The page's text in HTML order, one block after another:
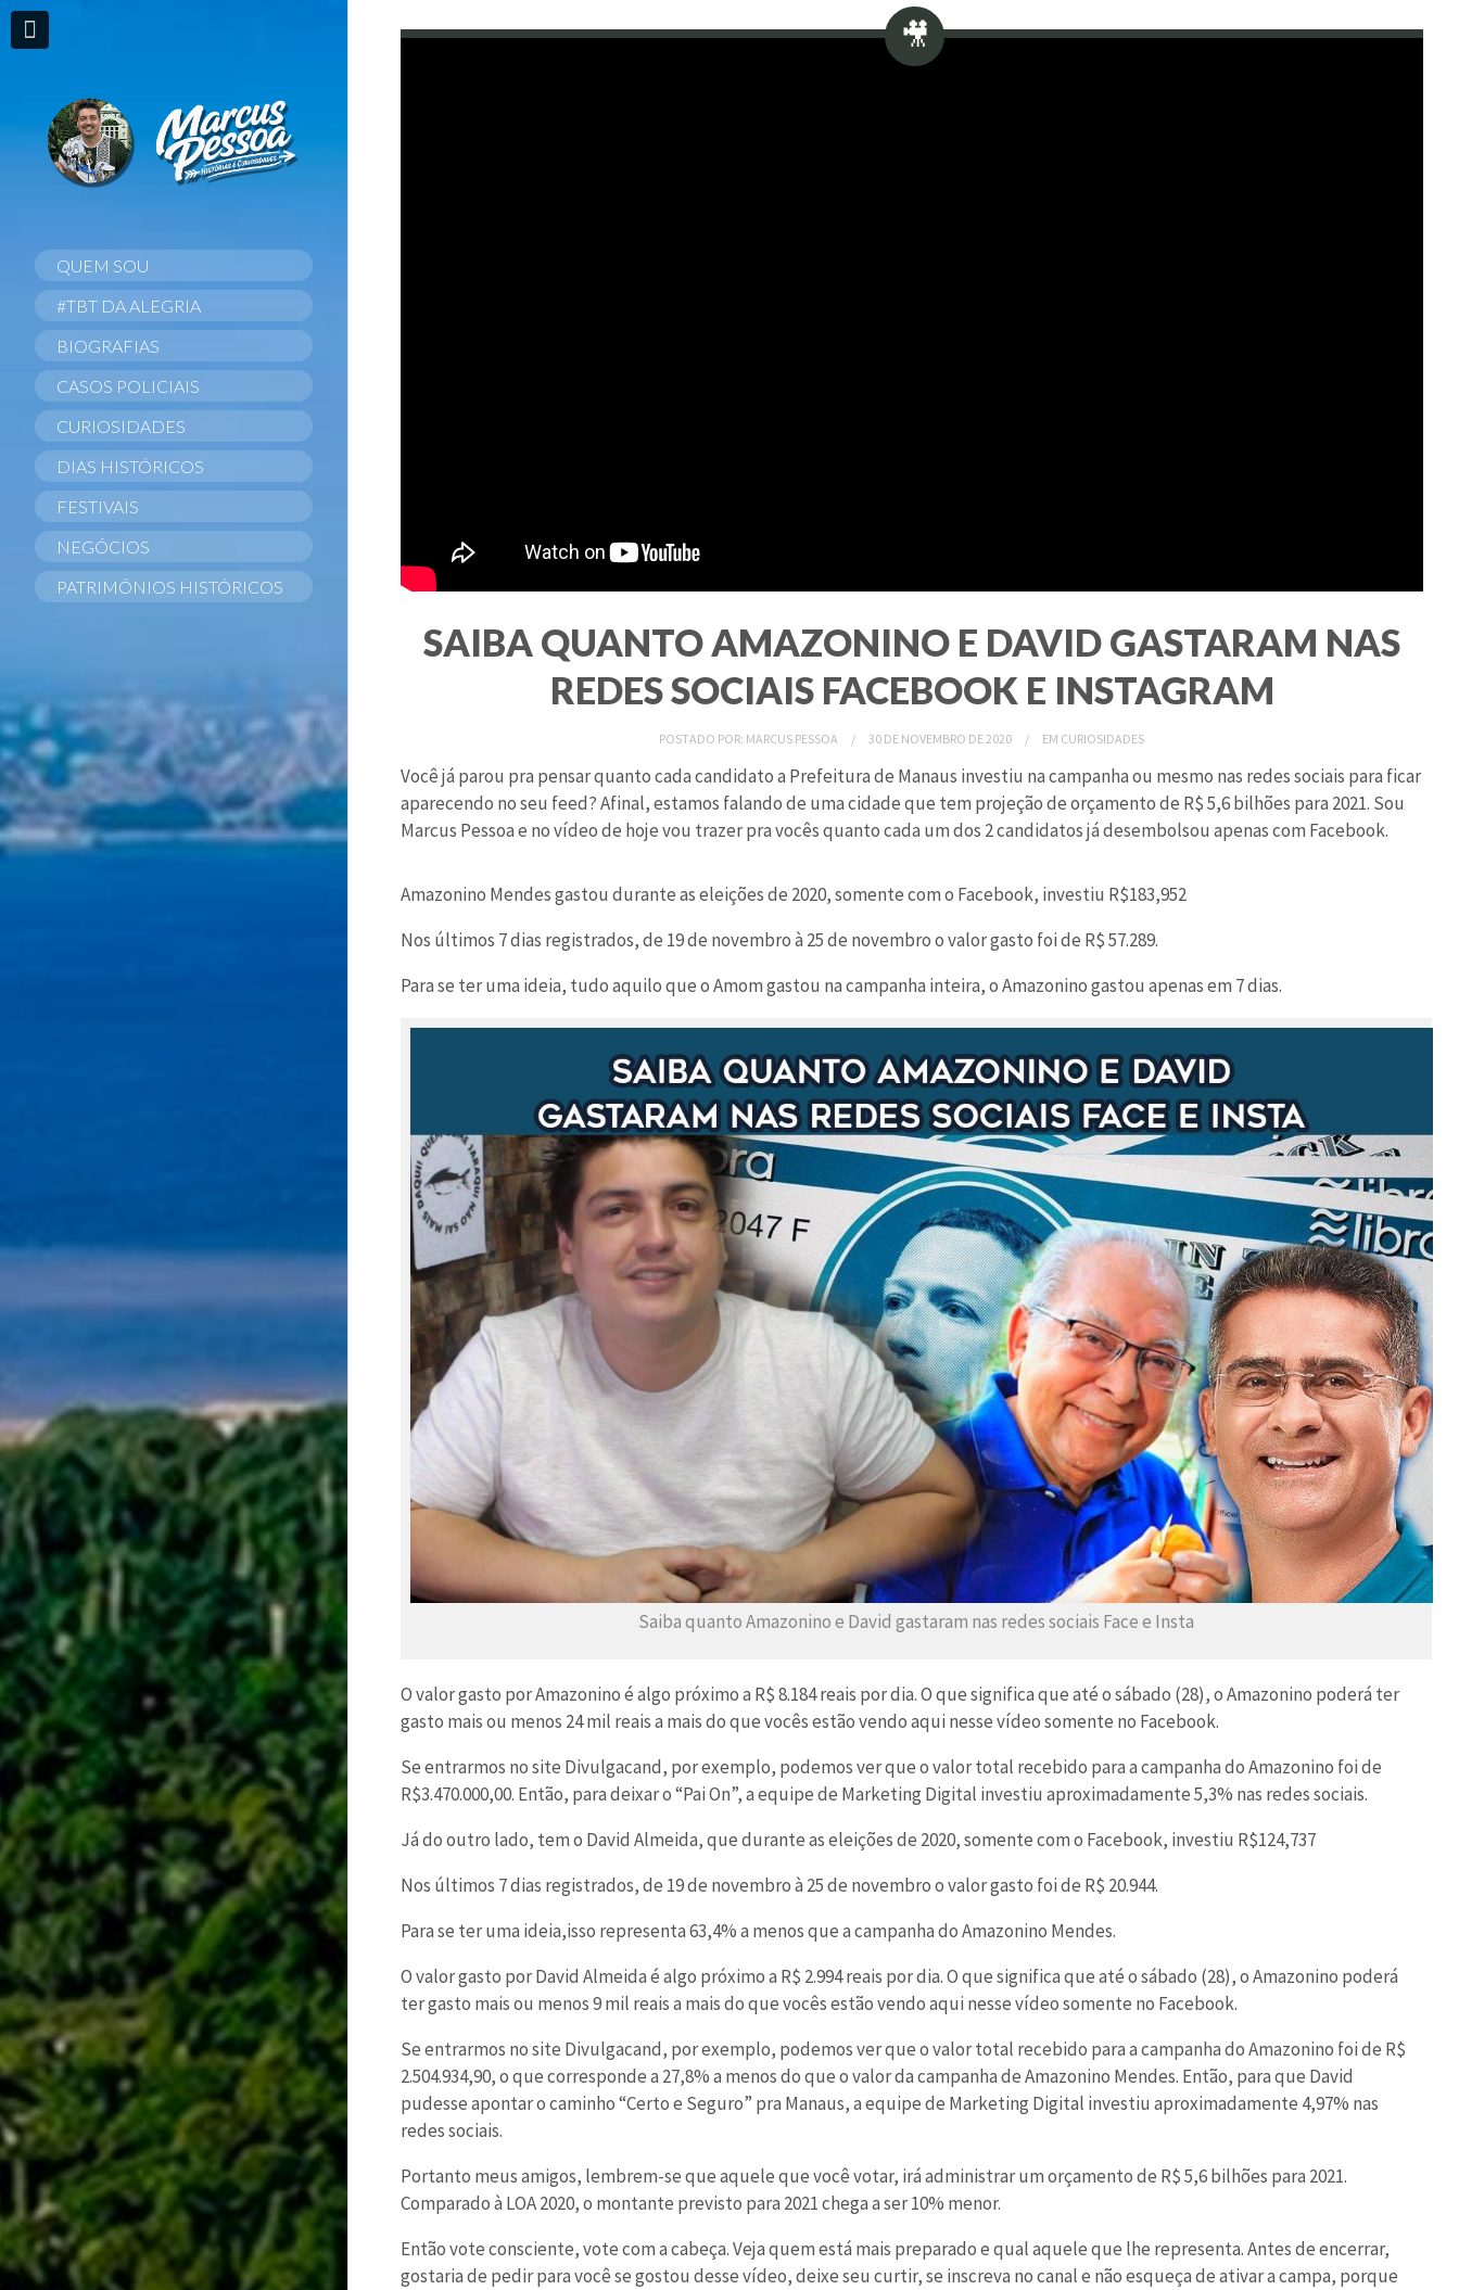
QUEM SOU
#TBT DA ALEGRIA
BIOGRAFIAS
CASOS POLICIAIS
CURIOSIDADES
DIAS HISTÓRICOS
FESTIVAIS
NEGÓCIOS
PATRIMÔNIOS HISTÓRICOS
SAIBA QUANTO AMAZONINO E DAVID GASTARAM NAS
REDES SOCIAIS FACEBOOK E INSTAGRAM
POSTADO POR: MARCUS PESSOA 30 DE NOVEMBRO DE 2020 EM CURIOSIDADES
Você já parou pra pensar quanto cada candidato a Prefeitura de Manaus investiu na campanha ou mesmo nas redes sociais para ficar
aparecendo no seu feed? Afinal, estamos falando de uma cidade que tem projeção de orçamento de R$ 5,6 bilhões para 2021. Sou
Marcus Pessoa e no vídeo de hoje vou trazer pra vocês quanto cada um dos 2 candidatos já desembolsou apenas com Facebook.
Amazonino Mendes gastou durante as eleições de 2020, somente com o Facebook, investiu R$183,952
Nos últimos 7 dias registrados, de 19 de novembro à 25 de novembro o valor gasto foi de R$ 57.289.
Para se ter uma ideia, tudo aquilo que o Amom gastou na campanha inteira, o Amazonino gastou apenas em 7 dias.
Saiba quanto Amazonino e David gastaram nas redes sociais Face e Insta
O valor gasto por Amazonino é algo próximo a R$ 8.184 reais por dia. O que significa que até o sábado (28), o Amazonino poderá ter
gasto mais ou menos 24 mil reais a mais do que vocês estão vendo aqui nesse vídeo somente no Facebook.
Se entrarmos no site Divulgacand, por exemplo, podemos ver que o valor total recebido para a campanha do Amazonino foi de
R$3.470.000,00. Então, para deixar o “Pai On”, a equipe de Marketing Digital investiu aproximadamente 5,3% nas redes sociais.
Já do outro lado, tem o David Almeida, que durante as eleições de 2020, somente com o Facebook, investiu R$124,737
Nos últimos 7 dias registrados, de 19 de novembro à 25 de novembro o valor gasto foi de R$ 20.944.
Para se ter uma ideia,isso representa 63,4% a menos que a campanha do Amazonino Mendes.
O valor gasto por David Almeida é algo próximo a R$ 2.994 reais por dia. O que significa que até o sábado (28), o Amazonino poderá
ter gasto mais ou menos 9 mil reais a mais do que vocês estão vendo aqui nesse vídeo somente no Facebook.
Se entrarmos no site Divulgacand, por exemplo, podemos ver que o valor total recebido para a campanha do Amazonino foi de R$
2.504.934,90, o que corresponde a 27,8% a menos do que o valor da campanha de Amazonino Mendes. Então, para que David
pudesse apontar o caminho “Certo e Seguro” pra Manaus, a equipe de Marketing Digital investiu aproximadamente 4,97% nas
redes sociais.
Portanto meus amigos, lembrem-se que aquele que você votar, irá administrar um orçamento de R$ 5,6 bilhões para 2021.
Comparado à LOA 2020, o montante previsto para 2021 chega a ser 10% menor.
Então vote consciente, vote com a cabeça. Veja quem está mais preparado e qual aquele que lhe representa. Antes de encerrar,
gostaria de pedir para você se gostou desse vídeo, deixe seu curtir, se inscreva no canal e não esqueça de ativar a campa, porque